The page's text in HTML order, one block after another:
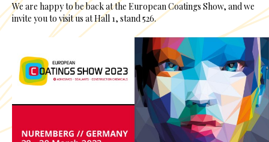
We are happy to be back at the European Coatings Show, and we
invite you to visit us at Hall 1, stand 526.